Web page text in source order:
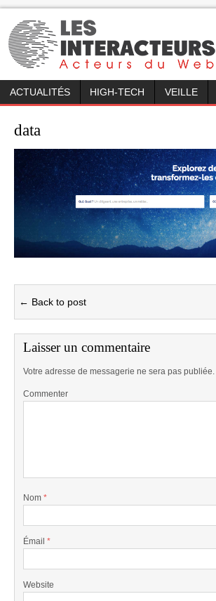
ACTUALITÉS HIGH-TECH VEILLE
data
← Back to post
Laisser un commentaire
Votre adresse de messagerie ne sera pas publiée.
Commenter
Nom *
Émail *
Website